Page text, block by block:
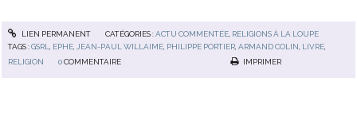
LIEN PERMANENT CATÉGORIES :ACTU COMMENTÉE, RELIGIONS À LA LOUPE
TAGS :GSRL, EPHE,JEAN-PAUL WILLAIME, PHILIPPE PORTIER,ARMAND COLIN, LIVRE,
RELIGION
0 COMMENTAIRE IMPRIMER